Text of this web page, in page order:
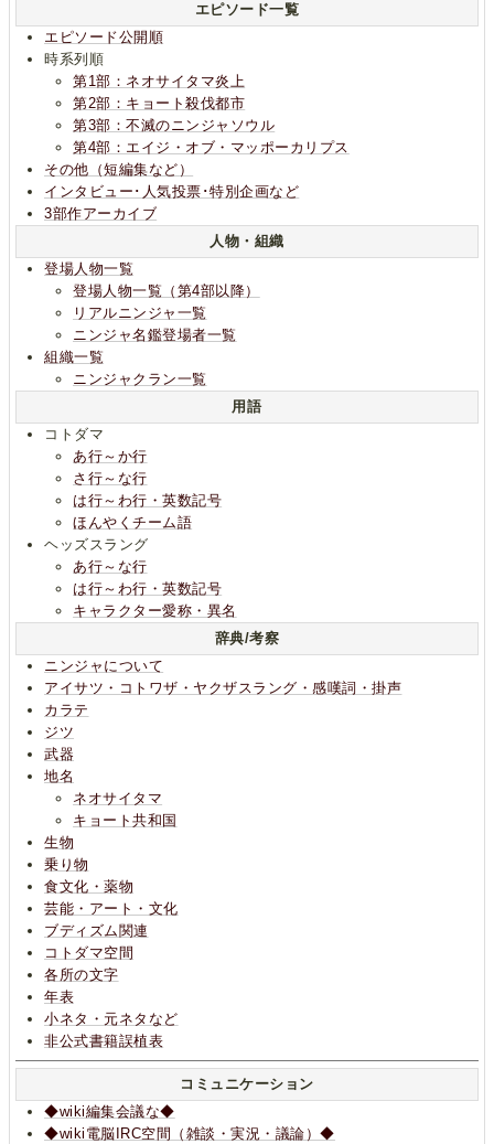
エピソード一覧
エピソード公開順
時系列順
第1部：ネオサイタマ炎上
第2部：キョート殺伐都市
第3部：不滅のニンジャソウル
第4部：エイジ・オブ・マッポーカリプス
その他（短編集など）
インタビュー･人気投票･特別企画など
3部作アーカイブ
人物・組織
登場人物一覧
登場人物一覧（第4部以降）
リアルニンジャ一覧
ニンジャ名鑑登場者一覧
組織一覧
ニンジャクラン一覧
用語
コトダマ
あ行～か行
さ行～な行
は行～わ行・英数記号
ほんやくチーム語
ヘッズスラング
あ行～な行
は行～わ行・英数記号
キャラクター愛称・異名
辞典/考察
ニンジャについて
アイサツ・コトワザ・ヤクザスラング・感嘆詞・掛声
カラテ
ジツ
武器
地名
ネオサイタマ
キョート共和国
生物
乗り物
食文化・薬物
芸能・アート・文化
ブディズム関連
コトダマ空間
各所の文字
年表
小ネタ・元ネタなど
非公式書籍誤植表
コミュニケーション
◆wiki編集会議な◆
◆wiki電脳IRC空間（雑談・実況・議論）◆